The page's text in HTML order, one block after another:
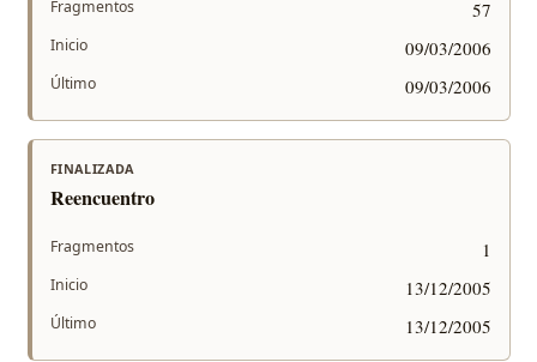
Fragmentos 57
Inicio 09/03/2006
Último 09/03/2006
FINALIZADA
Reencuentro
Fragmentos 1
Inicio 13/12/2005
Último 13/12/2005